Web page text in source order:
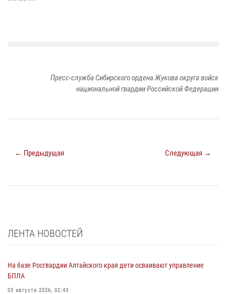
Пресс-служба Сибирского ордена Жукова округа войск
национальной гвардии Российской Федерации
← Предыдущая Следующая →
ЛЕНТА НОВОСТЕЙ
На базе Росгвардии Алтайского края дети осваивают управление
БПЛА
03 августа 2026, 02:43